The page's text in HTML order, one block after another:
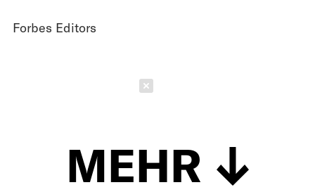
Forbes Editors
MEHR